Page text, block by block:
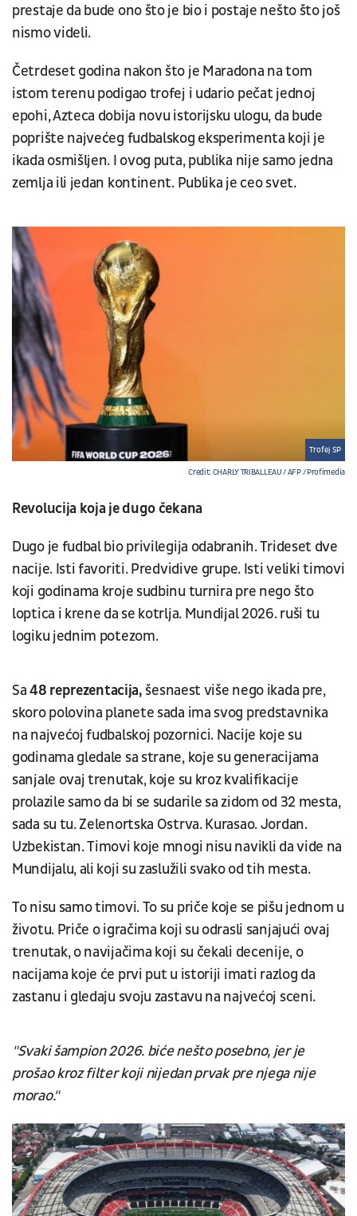
prestaje da bude ono što je bio i postaje nešto što još
nismo videli.
Četrdeset godina nakon što je Maradona na tom
istom terenu podigao trofej i udario pečat jednoj
epohi, Azteca dobija novu istorijsku ulogu, da bude
poprište najvećeg fudbalskog eksperimenta koji je
ikada osmišljen. I ovog puta, publika nije samo jedna
zemlja ili jedan kontinent. Publika je ceo svet.
Credit: CHARLY TRIBALLEAU / AFP / Profimedia
Trofej SP
Revolucija koja je dugo čekana
Dugo je fudbal bio privilegija odabranih. Trideset dve
nacije. Isti favoriti. Predvidive grupe. Isti veliki timovi
koji godinama kroje sudbinu turnira pre nego što
loptica i krene da se kotrlja. Mundijal 2026. ruši tu
logiku jednim potezom.
Sa48 reprezentacija, šesnaest više nego ikada pre,
skoro polovina planete sada ima svog predstavnika
na najvećoj fudbalskoj pozornici. Nacije koje su
godinama gledale sa strane, koje su generacijama
sanjale ovaj trenutak, koje su kroz kvalifikacije
prolazile samo da bi se sudarile sa zidom od 32 mesta,
sada su tu. Zelenortska Ostrva. Kurasao. Jordan.
Uzbekistan. Timovi koje mnogi nisu navikli da vide na
Mundijalu, ali koji su zaslužili svako od tih mesta.
To nisu samo timovi. To su priče koje se pišu jednom u
životu. Priče o igračima koji su odrasli sanjajući ovaj
trenutak, o navijačima koji su čekali decenije, o
nacijama koje će prvi put u istoriji imati razlog da
zastanu i gledaju svoju zastavu na najvećoj sceni.
"Svaki šampion 2026. biće nešto posebno, jer je
prošao kroz filter koji nijedan prvak pre njega nije
morao."